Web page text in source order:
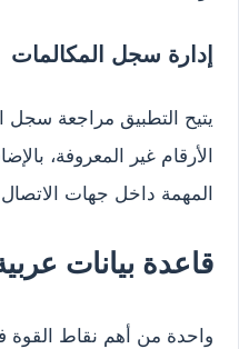
إدارة سجل المكالمات
يتيح التطبيق مراجعة سجل
الأرقام غير المعروفة،
المهمة داخل جهات
قاعدة بيانات
واحدة من أهم نقاط